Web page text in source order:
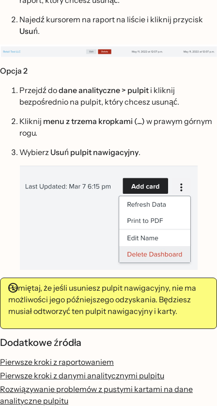
Najedź kursorem na raport na liście i kliknij przycisk
Usuń.
Opcja 2
Przejdź dodane analityczne > pulpit i kliknij
bezpośrednio na pulpit, który chcesz usunąć.
Kliknij menu z trzema kropkami (...) w prawym górnym
rogu.
Wybierz Usuń pulpit nawigacyjny.
Pamiętaj, że jeśli usuniesz pulpit nawigacyjny, nie ma
możliwości jego późniejszego odzyskania. Będziesz
musiał odtworzyć ten pulpit nawigacyjny i karty.
Dodatkowe źródła
Pierwsze kroki z raportowaniem
Pierwsze kroki z danymi analitycznymi pulpitu
Rozwiązywanie problemów z pustymi kartami na dane
analityczne pulpitu